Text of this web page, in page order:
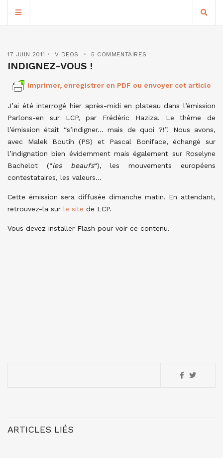
17 JUIN 2011 VIDEOS 5 COMMENTAIRES
INDIGNEZ-VOUS !
Imprimer, enregistrer en PDF ou envoyer cet article
J’ai été interrogé hier après-midi en plateau dans l’émission
Parlons-en sur LCP, par Frédéric Haziza. Le thème de
l’émission était “s’indigner… mais de quoi ?!”. Nous avons,
avec Malek Boutih (PS) et Pascal Boniface, échangé sur
l’indignation bien évidemment mais également sur Roselyne
Bachelot (“les beaufs“), les mouvements européens
contestataires, les valeurs…
Cette émission sera diffusée dimanche matin. En attendant,
retrouvez-la sur le site de LCP.
Vous devez installer Flash pour voir ce contenu.
ARTICLES LIÉS